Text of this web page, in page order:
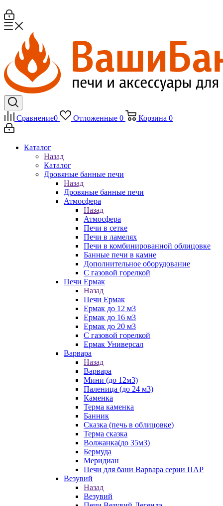
Сравнение0 Отложенные 0 Корзина 0
Каталог
Назад
Каталог
Дровяные банные печи
Назад
Дровяные банные печи
Атмосфера
Назад
Атмосфера
Печи в сетке
Печи в ламелях
Печи в комбинированной облицовке
Банные печи в камне
Дополнительное оборудование
С газовой горелкой
Печи Ермак
Назад
Печи Ермак
Ермак до 12 м3
Ермак до 16 м3
Ермак до 20 м3
С газовой горелкой
Ермак Универсал
Варвара
Назад
Варвара
Мини (до 12м3)
Паленица (до 24 м3)
Каменка
Терма каменка
Банник
Сказка (печь в облицовке)
Терма сказка
Волжанка(до 35м3)
Бермуда
Меридиан
Печи для бани Варвара серии ПАР
Везувий
Назад
Везувий